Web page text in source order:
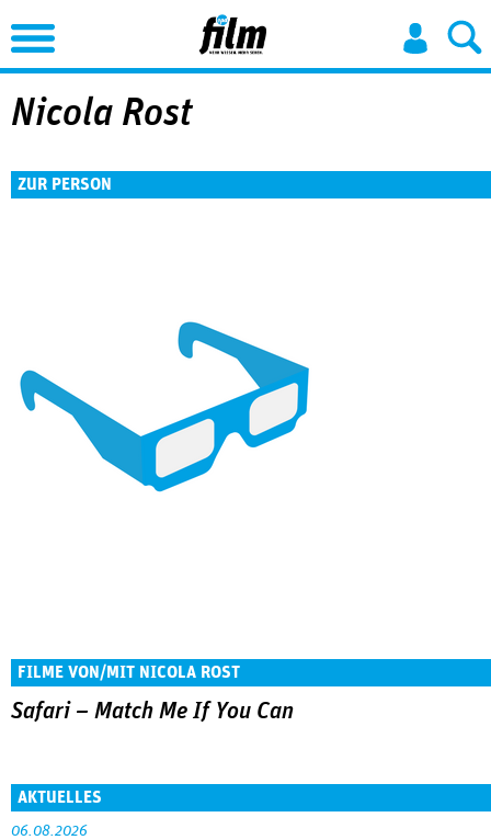
Jump to Navigation
Nicola Rost
ZUR PERSON
FILME VON/MIT NICOLA ROST
Safari – Match Me If You Can
AKTUELLES
06.08.2026